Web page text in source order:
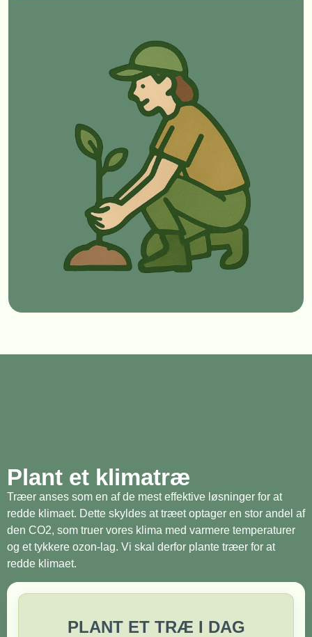
Plant et klimatræ
Træer anses som en af de mest effektive løsninger for at
redde klimaet. Dette skyldes at træet optager en stor andel af
den CO2, som truer vores klima med varmere temperaturer
og et tykkere ozon-lag. Vi skal derfor plante træer for at
redde klimaet.
PLANT ET TRÆ I DAG